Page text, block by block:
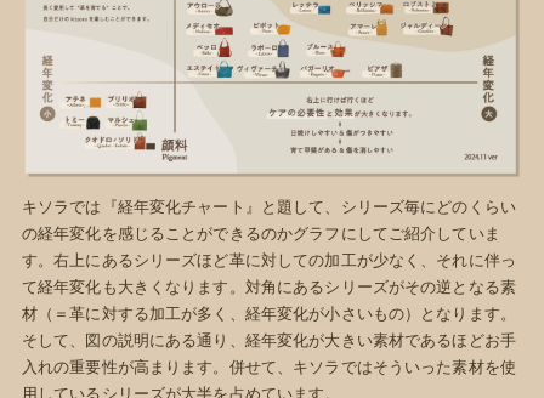
キソラでは『経年変化チャート』と題して、シリーズ毎にどのくらい
の経年変化を感じることができるのかグラフにしてご紹介していま
す。右上にあるシリーズほど革に対しての加工が少なく、それに伴っ
て経年変化も大きくなります。対角にあるシリーズがその逆となる素
材（＝革に対する加工が多く、経年変化が小さいもの）となります。
そして、図の説明にある通り、経年変化が大きい素材であるほどお手
入れの重要性が高まります。併せて、キソラではそういった素材を使
用しているシリーズが大半を占めています。